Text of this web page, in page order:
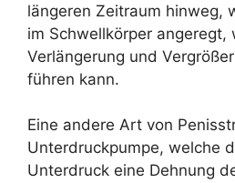
längeren Zeitraum hinweg,
im Schwellkörper angeregt,
Verlängerung und
führen kann.
Eine andere Art von
Unterdruckpumpe, welche
Unterdruck eine Dehnung